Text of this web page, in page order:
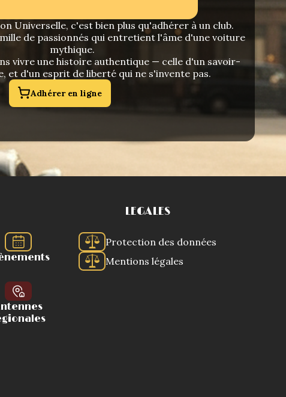
Universelle, c'est bien plus qu'adhérer à un club.
de passionnés qui entretient l'âme d'une voiture
mythique.
vivre une histoire authentique — celle d'un savoir-
et d'un esprit de liberté qui ne s'invente pas.
Adhérer en ligne
LEGALES
Protection des données
Mentions légales